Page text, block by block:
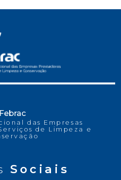
Febrac
das Empresas
de Limpeza e
Sociais